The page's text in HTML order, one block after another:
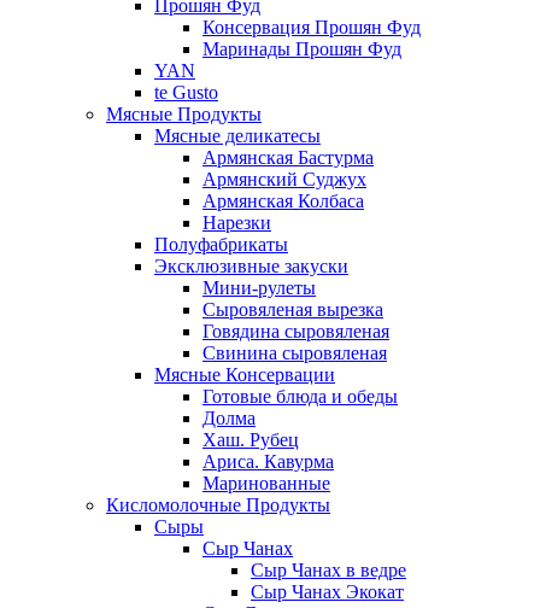
Прошян Фуд
Консервация Прошян Фуд
Маринады Прошян Фуд
YAN
te Gusto
Мясные Продукты
Мясные деликатесы
Армянская Бастурма
Армянский Суджух
Армянская Колбаса
Нарезки
Полуфабрикаты
Эксклюзивные закуски
Мини-рулеты
Сыровяленая вырезка
Говядина сыровяленая
Свинина сыровяленая
Мясные Консервации
Готовые блюда и обеды
Долма
Хаш. Рубец
Ариса. Кавурма
Маринованные
Кисломолочные Продукты
Сыры
Сыр Чанах
Сыр Чанах в ведре
Сыр Чанах Экокат